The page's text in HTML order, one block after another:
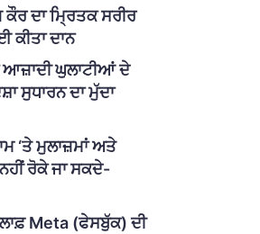
ਦਾ ਮ੍ਰਿਤਕ ਸਰੀਰ
ਕੀਤਾ ਦਾਨ
ਆਜ਼ਾਦੀ ਘੁਲਾਟੀਆਂ ਦੇ
ਸੁਧਾਰਨ ਦਾ ਮੁੱਦਾ
‘ਤੇ ਮੁਲਾਜ਼ਮਾਂ ਅਤੇ
ਰੋਕੇ ਜਾ ਸਕਦੇ-
Meta (ਫੇਸਬੁੱਕ) ਦੀ